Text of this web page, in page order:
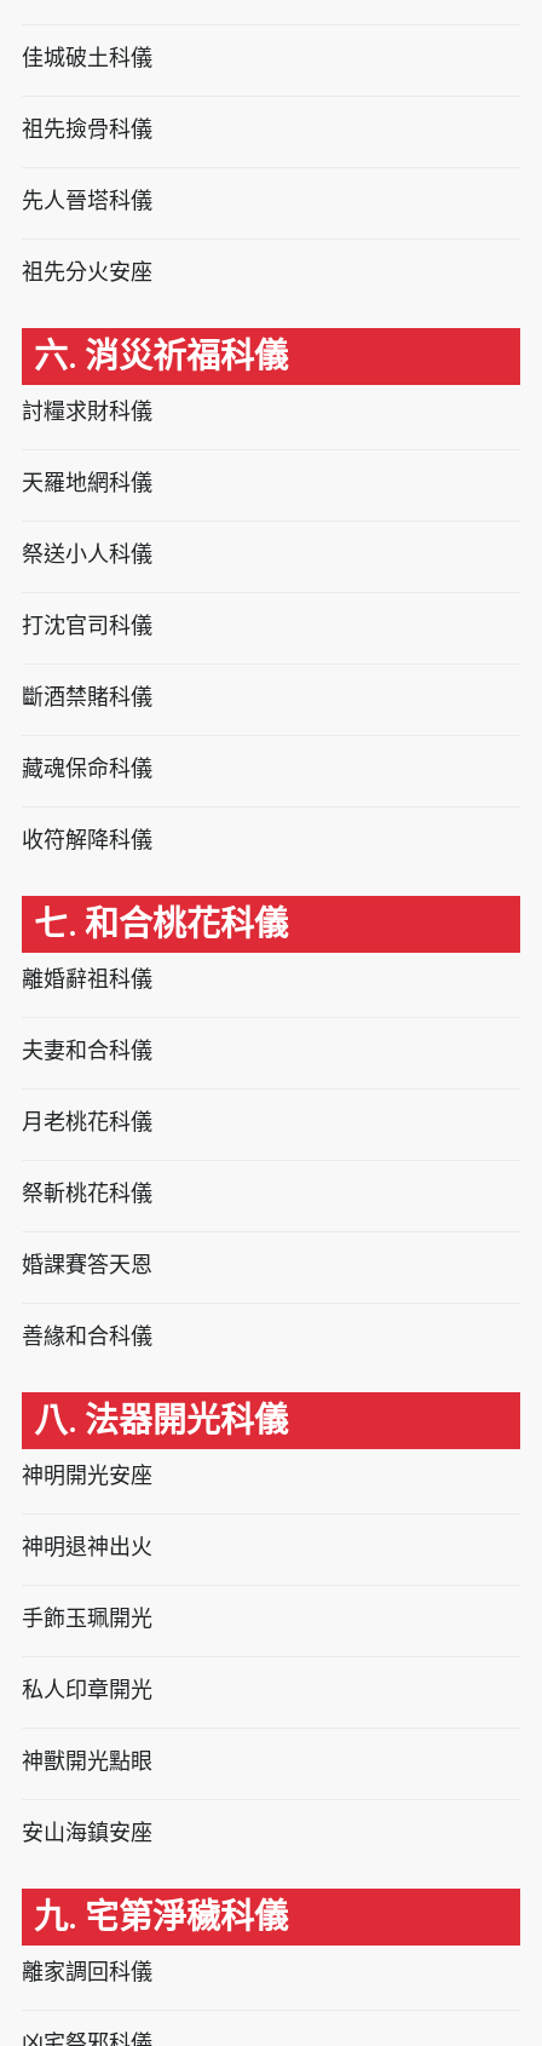
佳城破土科儀
祖先撿骨科儀
先人晉塔科儀
祖先分火安座
六. 消災祈福科儀
討糧求財科儀
天羅地網科儀
祭送小人科儀
打沈官司科儀
斷酒禁賭科儀
藏魂保命科儀
收符解降科儀
七. 和合桃花科儀
離婚辭祖科儀
夫妻和合科儀
月老桃花科儀
祭斬桃花科儀
婚課賽答天恩
善緣和合科儀
八. 法器開光科儀
神明開光安座
神明退神出火
手飾玉珮開光
私人印章開光
神獸開光點眼
安山海鎮安座
九. 宅第淨穢科儀
離家調回科儀